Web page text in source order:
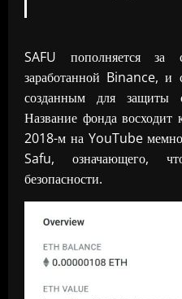
SAFU пополняется за
заработанной Binance, и
созданным для защиты
Название фонда восходит
2018-м на YouTube
Safu, означающего,
безопасности.